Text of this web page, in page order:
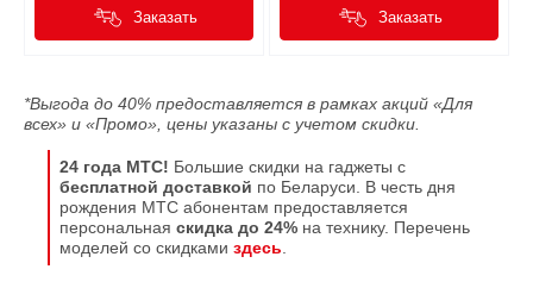
Заказать Заказать
*Выгода до 40% предоставляется в рамках акций «Для
всех» и «Промо», цены указаны с учетом скидки.
24 года МТС! Большие скидки на гаджеты с
бесплатной доставкой по Беларуси. В честь дня
рождения МТС абонентам предоставляется
персональная скидка до 24% на технику. Перечень
моделей со скидками здесь